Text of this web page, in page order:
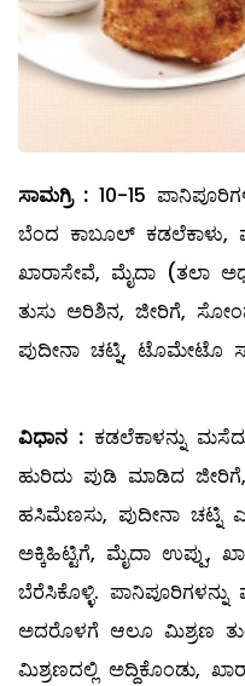
ಸಾಮಗ್ರಿ: 10-15
ಬೆಂದ ಕಾಬೂಲ್ ‌ಕಡಲೆಕಾಳು,
ಖಾರಾಸೇವೆ, ಮೈದಾ (ತಲಾ
ತುಸು ಅರಿಶಿನ, ಜೀರಿಗೆ,
ಪುದೀನಾ ಚಟ್ನಿ, ಟೊಮೇಟೊ
ವಿಧಾನ : ಕಡಲೆಕಾಳನ್ನು
ಹುರಿದು ಪುಡಿ ಮಾಡಿದ
ಹಸಿಮೆಣಸು, ಪುದೀನಾ ಚಟ್ನಿ
ಅಕ್ಕಿಹಿಟ್ಟಿಗೆ, ಮೈದಾ ಉಪ್ಪು,
ಬೆರೆಸಿಕೊಳ್ಳಿ. ಪಾನಿಪೂರಿಗಳನ್ನು
ಅದರೊಳಗೆ ಆಲೂ ಮಿಶ್ರಣ
ಮಿಶ್ರಣದಲ್ಲಿ ಅದ್ದಿಕೊಂಡು,